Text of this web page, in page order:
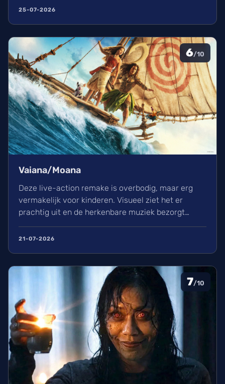
film in een indrukwekkend epos vol praktische
25-07-2026
6/10
Vaiana/Moana
Deze live-action remake is overbodig, maar erg
vermakelijk voor kinderen. Visueel ziet het er
prachtig uit en de herkenbare muziek bezorgt
kippenvel. Hoewel de lore complex is, zorgt het
avontuur voor een heerlijke ervaring in de
21-07-2026
7/10